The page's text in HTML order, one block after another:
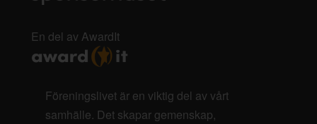
En del av AwardIt
Föreningslivet är en viktig del av vårt
samhälle. Det skapar gemenskap,